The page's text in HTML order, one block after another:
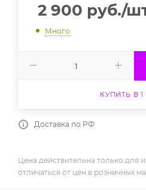
2 900 руб./
Много
КУПИТЬ В
Доставка по РФ
Цена действительна только для
отличаться от цен в розничных